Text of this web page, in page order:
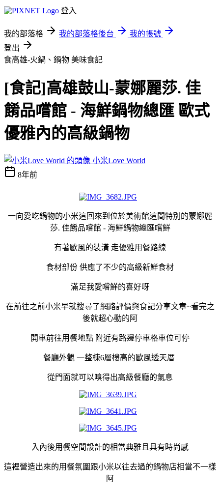
登入
我的部落格 我的部落格後台
我的帳號
登出
食高雄-火鍋、鍋物 美味食記
[食記]高雄鼓山-蒙娜麗莎. 佳
餚品嚐館 - 海鮮鍋物總匯 歐式
優雅內的高級鍋物
小米Love World
8年前
一向愛吃鍋物的小米這回來到位於美術館這間特別的蒙娜麗
莎. 佳餚品嚐館 - 海鮮鍋物總匯嚐鮮
有著歐風的裝潢 走優雅用餐路線
食材部份 供應了不少的高級新鮮食材
滿足我愛嚐鮮的喜好呀
在前往之前小米早就搜尋了網路評價與食記分享文章~看完之
後就超心動的阿
開車前往用餐地點 附近有路邊停車格車位可停
餐廳外觀 一整棟6層樓高的歐風透天厝
從門面就可以嗅得出高級餐廳的氣息
入內後用餐空間設計的相當典雅且具有時尚感
這裡營造出來的用餐氛圍跟小米以往去過的鍋物店相當不一樣
阿